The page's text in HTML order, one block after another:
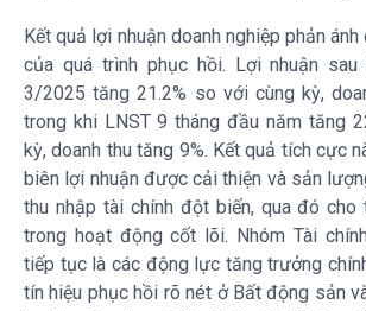
Kết quả lợi nhuận doanh nghiệp phản
của quá trình phục hồi. Lợi nhuận sau
3/2025 tăng 21.2% so với cùng kỳ,
trong khi LNST 9 tháng đầu năm tăng
kỳ, doanh thu tăng 9%. Kết quả tích cực
biên lợi nhuận được cải thiện và sản
thu nhập tài chính đột biến, qua đó
trong hoạt động cốt lõi. Nhóm Tài
tiếp tục là các động lực tăng trưởng
tín hiệu phục hồi rõ nét ở Bất động sản